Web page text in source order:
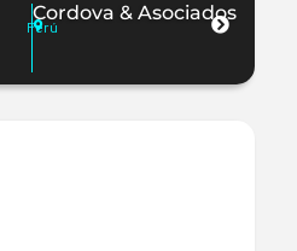
Cordova & Asociados
Perú